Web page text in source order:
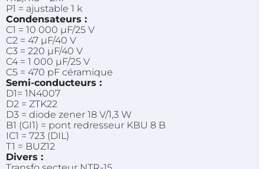
P1 = ajustable 1 k
Condensateurs :
C1 = 10 000 µF/25 V
C2 = 47 µF/40 V
C3 = 220 µF/40 V
C4 = 1 000 µF/25 V
C5 = 470 pF céramique
Semi-conducteurs :
D1= 1N4007
D2 = ZTK22
D3 = diode zener 18 V/1,3 W
B1 (GI1) = pont redresseur KBU 8 B
IC1 = 723 (DIL)
T1 = BUZ12
Divers :